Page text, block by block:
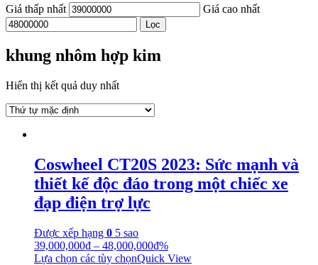
Giá thấp nhất Giá cao nhất
Lọc
khung nhôm hợp kim
Hiển thị kết quả duy nhất
Coswheel CT20S 2023: Sức mạnh và
thiết kế độc đáo trong một chiếc xe
đạp điện trợ lực
Được xếp hạng 0 5 sao
39,000,000₫ – 48,000,000₫%
Lựa chọn các tùy chọnQuick View